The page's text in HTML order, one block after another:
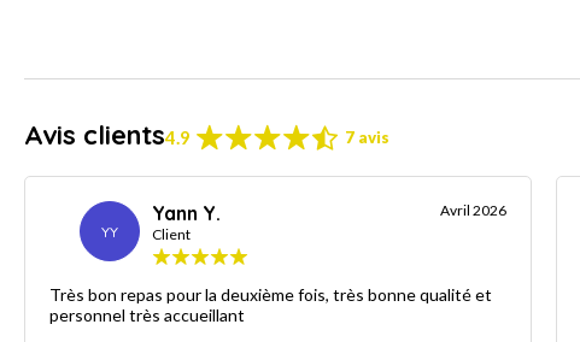
Avis clients4.9 7 avis
YY
Yann Y.
Client
Avril 2026
Très bon repas pour la deuxième fois, très bonne qualité et
personnel très accueillant